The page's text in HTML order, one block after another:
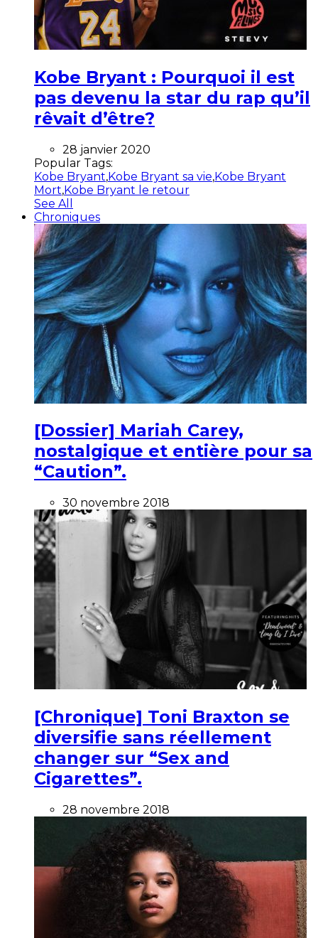
Kobe Bryant : Pourquoi il est
pas devenu la star du rap qu’il
rêvait d’être?
28 janvier 2020
Popular Tags:
Kobe Bryant,Kobe Bryant sa vie,Kobe Bryant
Mort,Kobe Bryant le retour
See All
Chroniques
[Dossier] Mariah Carey,
nostalgique et entière pour sa
“Caution”.
30 novembre 2018
[Chronique] Toni Braxton se
diversifie sans réellement
changer sur “Sex and
Cigarettes”.
28 novembre 2018